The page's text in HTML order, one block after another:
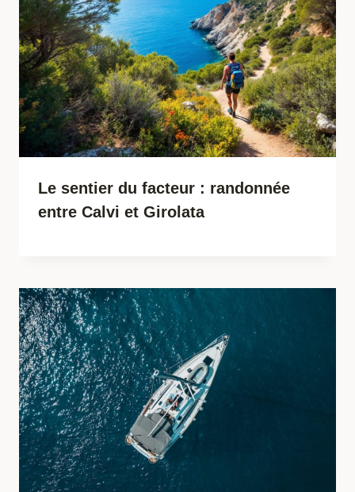
Le sentier du facteur : randonnée
entre Calvi et Girolata